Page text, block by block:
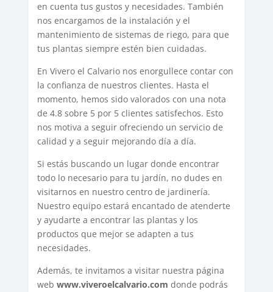
en cuenta tus gustos y necesidades. También
nos encargamos de la instalación y el
mantenimiento de sistemas de riego, para que
tus plantas siempre estén bien cuidadas.
En Vivero el Calvario nos enorgullece contar con
la confianza de nuestros clientes. Hasta el
momento, hemos sido valorados con una nota
de 4.8 sobre 5 por 5 clientes satisfechos. Esto
nos motiva a seguir ofreciendo un servicio de
calidad y a seguir mejorando día a día.
Si estás buscando un lugar donde encontrar
todo lo necesario para tu jardín, no dudes en
visitarnos en nuestro centro de jardinería.
Nuestro equipo estará encantado de atenderte
y ayudarte a encontrar las plantas y los
productos que mejor se adapten a tus
necesidades.
Además, te invitamos a visitar nuestra página
web www.viveroelcalvario.com donde podrás